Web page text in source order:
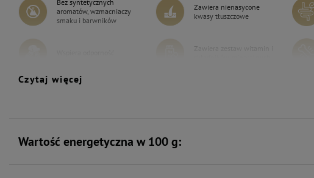
Bez syntetycznych
aromatów, wzmacniaczy
smaku i barwników
Zawiera nienasycone
kwasy tłuszczowe
Zawiera zestaw witamin i
Czytaj więcej
Wartość energetyczna w 100 g: